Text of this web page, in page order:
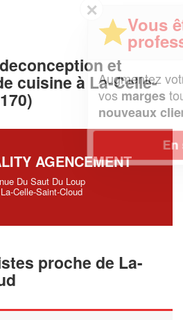
et
cuisine à La-Celle-
AGENCEMENT
Du Saut Du Loup
Celle-Saint-Cloud
proche de La-
professionnel ?
votrechiffre d'affaireset
tout en gagnant de
clients